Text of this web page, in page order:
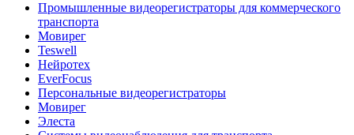
Промышленные видеорегистраторы для коммерческого
транспорта
Мовирег
Teswell
Нейротех
EverFocus
Персональные видеорегистраторы
Мовирег
Элеста